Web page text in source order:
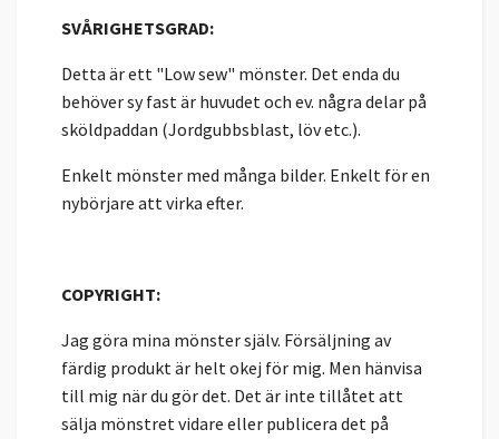
SVÅRIGHETSGRAD:
Detta är ett "Low sew" mönster. Det enda du
behöver sy fast är huvudet och ev. några delar på
sköldpaddan (Jordgubbsblast, löv etc.).
Enkelt mönster med många bilder. Enkelt för en
nybörjare att virka efter.
COPYRIGHT:
Jag göra mina mönster själv. Försäljning av
färdig produkt är helt okej för mig. Men hänvisa
till mig när du gör det. Det är inte tillåtet att
sälja mönstret vidare eller publicera det på